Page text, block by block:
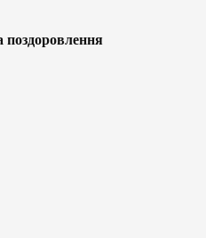
поздоровлення